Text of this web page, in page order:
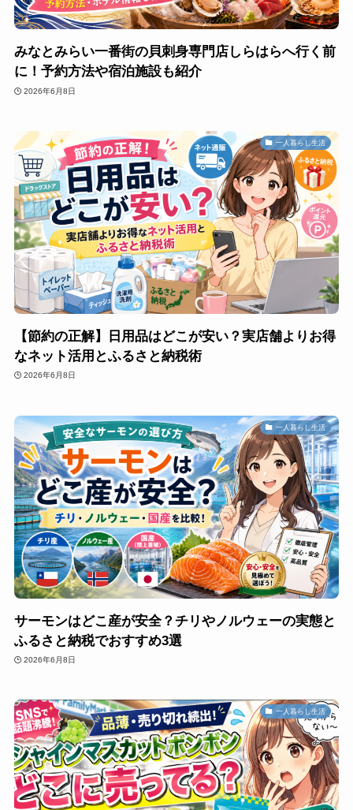
みなとみらい一番街の貝刺身専門店しらはらへ行く前
に！予約方法や宿泊施設も紹介
2026年6月8日
一人暮らし生活
【節約の正解】日用品はどこが安い？実店舗よりお得
なネット活用とふるさと納税術
2026年6月8日
一人暮らし生活
サーモンはどこ産が安全？チリやノルウェーの実態と
ふるさと納税でおすすめ3選
2026年6月8日
一人暮らし生活